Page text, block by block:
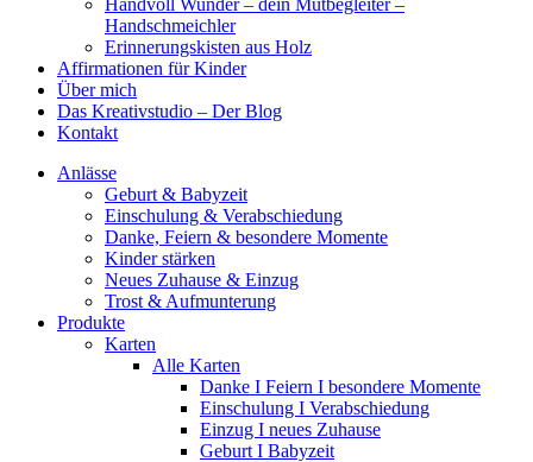
Handvoll Wunder – dein Mutbegleiter –
Handschmeichler
Erinnerungskisten aus Holz
Affirmationen für Kinder
Über mich
Das Kreativstudio – Der Blog
Kontakt
Anlässe
Geburt & Babyzeit
Einschulung & Verabschiedung
Danke, Feiern & besondere Momente
Kinder stärken
Neues Zuhause & Einzug
Trost & Aufmunterung
Produkte
Karten
Alle Karten
Danke I Feiern I besondere Momente
Einschulung I Verabschiedung
Einzug I neues Zuhause
Geburt I Babyzeit